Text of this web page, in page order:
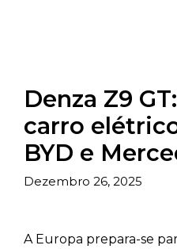
Denza Z9
carro
BYD e
Dezembro 26, 2025
A Europa prepara-se